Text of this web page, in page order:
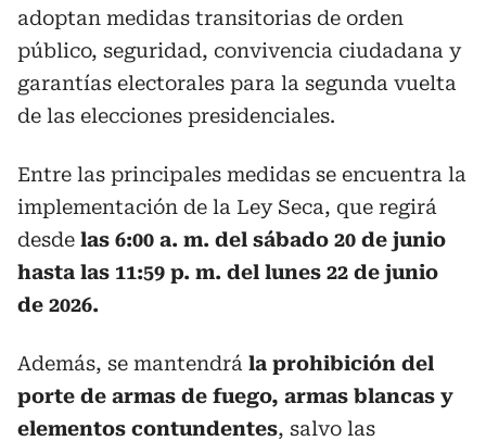
adoptan medidas transitorias de orden
público, seguridad, convivencia ciudadana y
garantías electorales para la segunda vuelta
de las elecciones presidenciales.
Entre las principales medidas se encuentra la
implementación de la Ley Seca, que regirá
desde las 6:00 a. m. del sábado 20 de junio
hasta las 11:59 p. m. del lunes 22 de junio
de 2026.
Además, se mantendrá la prohibición del
porte de armas de fuego, armas blancas y
elementos contundentes, salvo las